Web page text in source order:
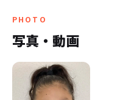
PHOTO
写真・動画